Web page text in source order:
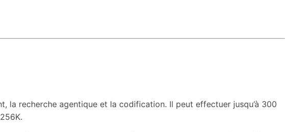
la recherche agentique et la codification. Il peut effectuer jusqu’à 300